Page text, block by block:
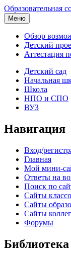
Образовательная
Меню
Обзор
Детский
Аттестация
Детский сад
Начальная
Школа
НПО и СПО
ВУЗ
Навигация
Вход/
Главная
Мой мини-
Ответы на
Поиск по
Сайты
Сайты
Сайты коллег
Форумы
Библиотека